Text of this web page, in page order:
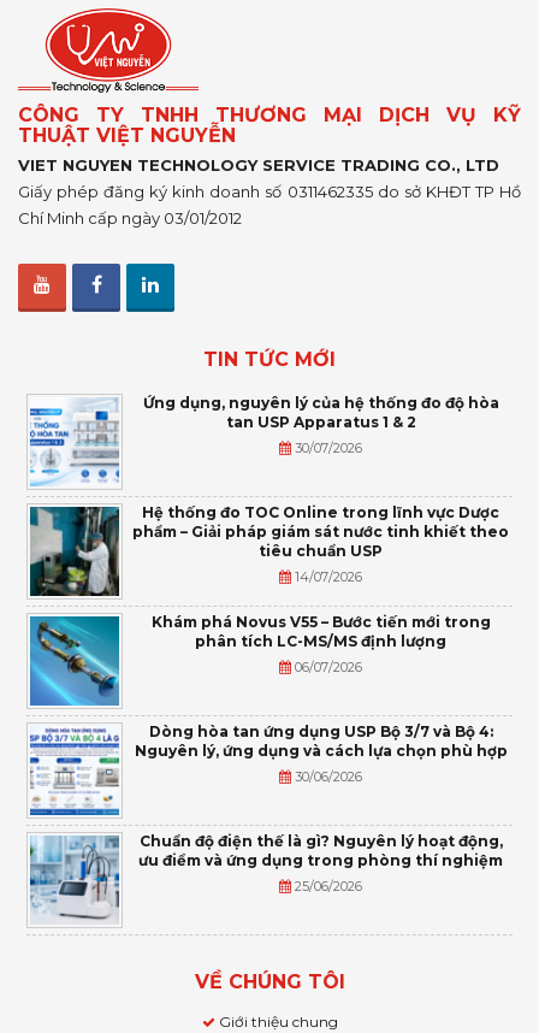
CÔNG TY TNHH THƯƠNG MẠI DỊCH VỤ KỸ
THUẬT VIỆT NGUYỄN
VIET NGUYEN TECHNOLOGY SERVICE TRADING CO., LTD
Giấy phép đăng ký kinh doanh số 0311462335 do sở KHĐT TP Hồ
Chí Minh cấp ngày 03/01/2012
TIN TỨC MỚI
Ứng dụng, nguyên lý của hệ thống đo độ hòa
tan USP Apparatus 1 & 2
30/07/2026
Hệ thống đo TOC Online trong lĩnh vực Dược
phẩm – Giải pháp giám sát nước tinh khiết theo
tiêu chuẩn USP
14/07/2026
Khám phá Novus V55 – Bước tiến mới trong
phân tích LC-MS/MS định lượng
06/07/2026
Dòng hòa tan ứng dụng USP Bộ 3/7 và Bộ 4:
Nguyên lý, ứng dụng và cách lựa chọn phù hợp
30/06/2026
Chuẩn độ điện thế là gì? Nguyên lý hoạt động,
ưu điểm và ứng dụng trong phòng thí nghiệm
25/06/2026
VỀ CHÚNG TÔI
Giới thiệu chung